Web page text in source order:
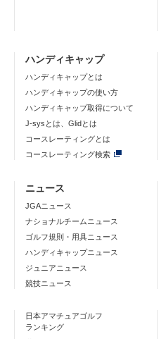
ハンディキャップ
ハンディキャップとは
ハンディキャップの使い方
ハンディキャップ取得について
J-sysとは、Glidとは
コースレーティングとは
コースレーティング検索
ニュース
JGAニュース
ナショナルチームニュース
ゴルフ規則・用具ニュース
ハンディキャップニュース
ジュニアニュース
競技ニュース
日本アマチュアゴルフ
ランキング